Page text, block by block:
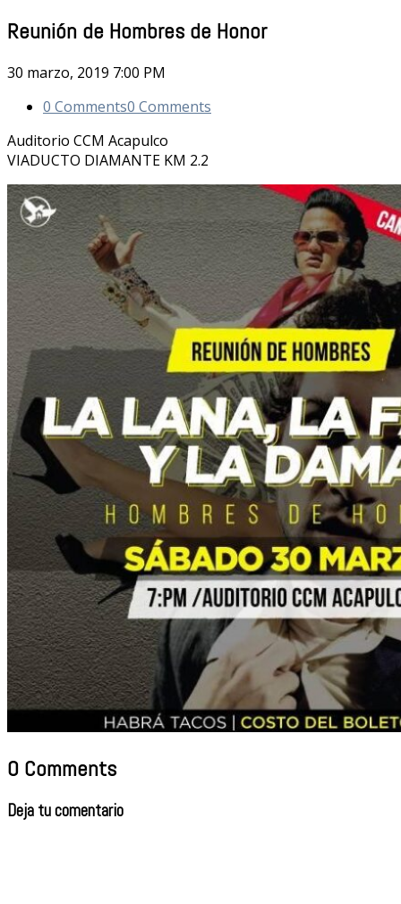
Reunión de Hombres de Honor
30 marzo, 2019 7:00 PM
0 Comments0 Comments
Auditorio CCM Acapulco
VIADUCTO DIAMANTE KM 2.2
0 Comments
Deja tu comentario